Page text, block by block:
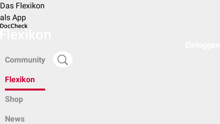
Das Flexikon
als App
Community
Flexikon
Shop
News